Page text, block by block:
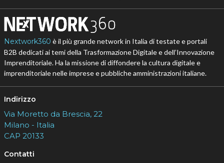
Nextwork360 è il più grande network in Italia di testate e portali
B2B dedicati ai temi della Trasformazione Digitale e dell’Innovazione
Imprenditoriale. Ha la missione di diffondere la cultura digitale e
imprenditoriale nelle imprese e pubbliche amministrazioni italiane.
Indirizzo
Via Moretto da Brescia, 22
Milano - Italia
CAP 20133
Contatti